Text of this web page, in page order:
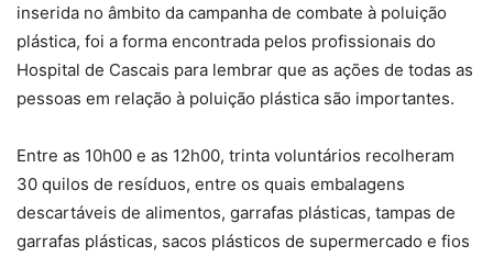
inserida no âmbito da campanha de combate à poluição
plástica, foi a forma encontrada pelos profissionais do
Hospital de Cascais para lembrar que as ações de todas as
pessoas em relação à poluição plástica são importantes.
Entre as 10h00 e as 12h00, trinta voluntários recolheram
30 quilos de resíduos, entre os quais embalagens
descartáveis de alimentos, garrafas plásticas, tampas de
garrafas plásticas, sacos plásticos de supermercado e fios